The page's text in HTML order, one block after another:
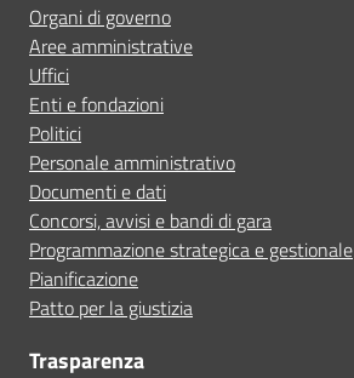
Organi di governo
Aree amministrative
Uffici
Enti e fondazioni
Politici
Personale amministrativo
Documenti e dati
Concorsi, avvisi e bandi di gara
Programmazione strategica e gestionale
Pianificazione
Patto per la giustizia
Trasparenza